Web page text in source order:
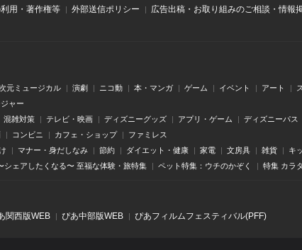
用・著作権等 外部送信ポリシー
広告出稿・お取り組みのご相談・情報
元ミュージカル 演劇 ニコ動 本・マンガ ゲーム イベント アート
ャー
混雑対策 テレビ・映画 ディズニーグッズ アプリ・ゲーム ディズニーパス
コンビニ カフェ・ショップ ファミレス
マナー・身だしなみ 節約 ダイエット・健康 家電 文房具 雑貨 キ
シェアしたくなる〜 至福な体験・旅特集 ペット特集：ウチのかぞく 特集 カラ
関⻄版WEB ぴあ中部版WEB ぴあフィルムフェスティバル(PFF)